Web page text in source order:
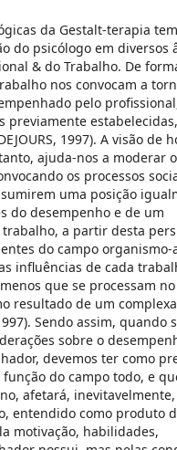
da Gestalt-terapia tem
do psicólogo em diversos
& do Trabalho. De
nos convocam a
pelo
previamente estabelecidas,
1997). A visão de
ajuda-nos a moderar
os processos
uma posição
do desempenho e de um
a partir desta
do campo
influências de cada
que se processam
resultado de um
Sendo assim, quando
sobre o
devemos ter como
do campo todo, e
afetará,
entendido como produto
motivação, habilidades,